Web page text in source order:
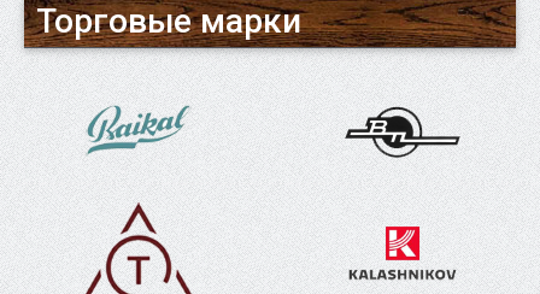
Торговые марки